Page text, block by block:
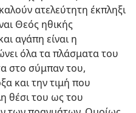
ατελεύτητη έκπληξι
Θεός ηθικής
αγάπη είναι η
όλα τα πλάσματα του
στο σύμπαν του,
και την τιμή που
θέσι του ως του